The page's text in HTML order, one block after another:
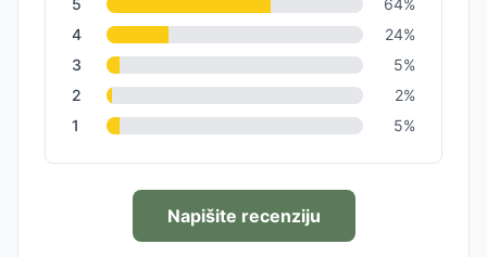
5 64%
4
24%
3
5%
2
2%
1
5%
Napišite recenziju